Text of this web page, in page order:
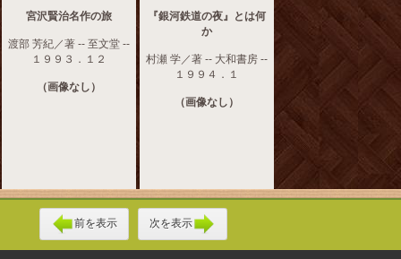
宮沢賢治名作の旅
渡部 芳紀／著 -- 至文堂 --
１９９３．１２
（画像なし）
『銀河鉄道の夜』とは何
か
村瀬 学／著 -- 大和書房 --
１９９４．１
（画像なし）
前を表示 次を表示